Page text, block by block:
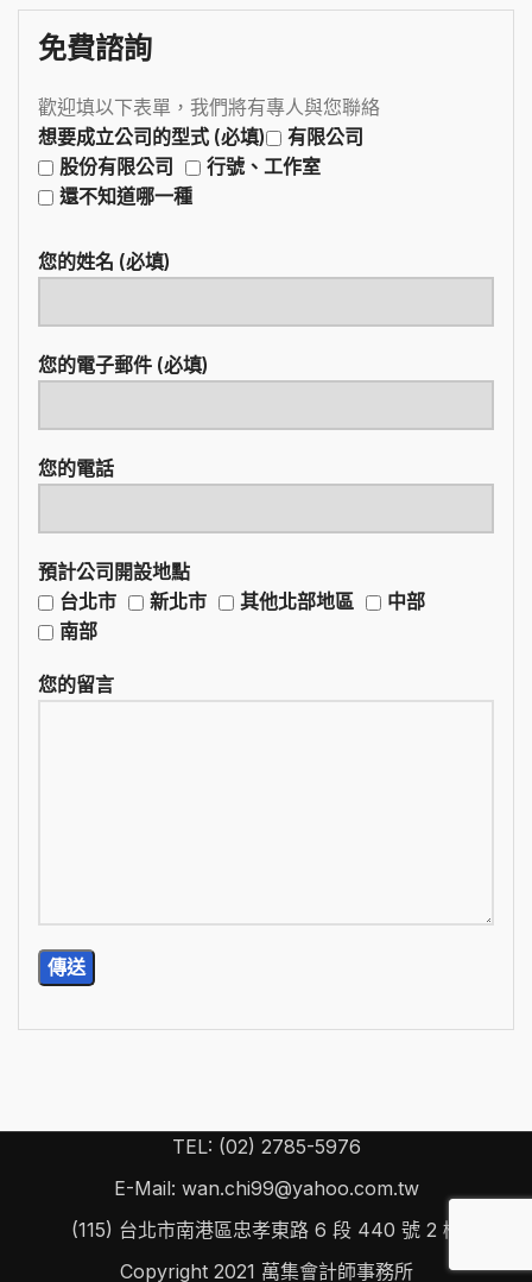
免費諮詢
歡迎填以下表單，我們將有專人與您聯絡
想要成立公司的型式 (必填)
有限公司
股份有限公司
行號、工作室
還不知道哪一種
您的姓名 (必填)
您的電子郵件 (必填)
您的電話
預計公司開設地點
台北市
新北市 其他北部地區
中部
南部
您的留言
TEL: (02) 2785-5976
E-Mail: wan.chi99@yahoo.com.tw
(115) 台北市南港區忠孝東路 6 段 440 號 2 樓
Copyright 2021 萬集會計師事務所